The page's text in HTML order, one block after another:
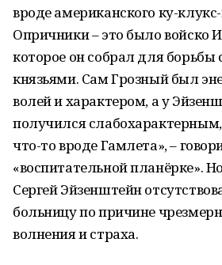
вроде американского ку-
Опричники – это было войско
которое он собрал для борьбы
князьями. Сам Грозный был
волей и характером, а у
получился
что-то вроде Гамлета», –
«воспитательной планёрке».
Сергей Эйзенштейн
больницу по причине
волнения и страха.